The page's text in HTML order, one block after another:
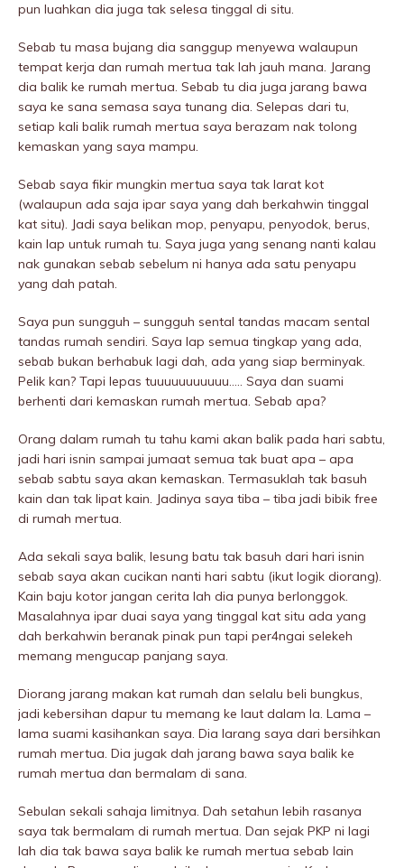
pun luahkan dia juga tak selesa tinggal di situ.
Sebab tu masa bujang dia sanggup menyewa walaupun
tempat kerja dan rumah mertua tak lah jauh mana. Jarang
dia balik ke rumah mertua. Sebab tu dia juga jarang bawa
saya ke sana semasa saya tunang dia. Selepas dari tu,
setiap kali balik rumah mertua saya berazam nak tolong
kemaskan yang saya mampu.
Sebab saya fikir mungkin mertua saya tak larat kot
(walaupun ada saja ipar saya yang dah berkahwin tinggal
kat situ). Jadi saya belikan mop, penyapu, penyodok, berus,
kain lap untuk rumah tu. Saya juga yang senang nanti kalau
nak gunakan sebab sebelum ni hanya ada satu penyapu
yang dah patah.
Saya pun sungguh – sungguh sental tandas macam sental
tandas rumah sendiri. Saya lap semua tingkap yang ada,
sebab bukan berhabuk lagi dah, ada yang siap berminyak.
Pelik kan? Tapi lepas tuuuuuuuuuuu….. Saya dan suami
berhenti dari kemaskan rumah mertua. Sebab apa?
Orang dalam rumah tu tahu kami akan balik pada hari sabtu,
jadi hari isnin sampai jumaat semua tak buat apa – apa
sebab sabtu saya akan kemaskan. Termasuklah tak basuh
kain dan tak lipat kain. Jadinya saya tiba – tiba jadi bibik free
di rumah mertua.
Ada sekali saya balik, lesung batu tak basuh dari hari isnin
sebab saya akan cucikan nanti hari sabtu (ikut logik diorang).
Kain baju kotor jangan cerita lah dia punya berlonggok.
Masalahnya ipar duai saya yang tinggal kat situ ada yang
dah berkahwin beranak pinak pun tapi per4ngai selekeh
memang mengucap panjang saya.
Diorang jarang makan kat rumah dan selalu beli bungkus,
jadi kebersihan dapur tu memang ke laut dalam la. Lama –
lama suami kasihankan saya. Dia Iarang saya dari bersihkan
rumah mertua. Dia jugak dah jarang bawa saya balik ke
rumah mertua dan bermalam di sana.
Sebulan sekali sahaja limitnya. Dah setahun lebih rasanya
saya tak bermalam di rumah mertua. Dan sejak PKP ni lagi
lah dia tak bawa saya balik ke rumah mertua sebab lain